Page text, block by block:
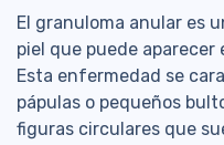
El granuloma anular es
piel que puede
Esta enfermedad se
pápulas o pequeños
figuras circulares que